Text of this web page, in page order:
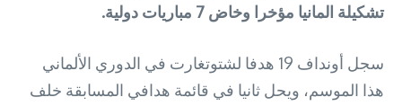
تشكيلة المانيا مؤخرا وخاض 7 مباريات دولية.
سجل أونداف 19 هدفا لشتوتغارت في الدوري الألماني
هذا الموسم، ويحل ثانيا في قائمة هدافي المسابقة خلف